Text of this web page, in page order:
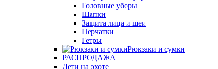
Головные уборы
Шапки
Защита лица и шеи
Перчатки
Гетры
Рюкзаки и сумки
РАСПРОДАЖА
Дети на охоте